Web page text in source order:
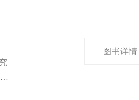
图书详情